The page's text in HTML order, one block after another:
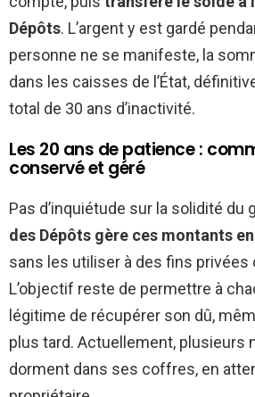
Dépôts. L’argent y est gardé
personne ne se manifeste, la
dans les caisses de l’État,
total de 30 ans d’inactivité.
Les 20 ans de patience :
conservé et géré
Pas d’inquiétude sur la solidité du
des Dépôts gère ces montants
sans les utiliser à des fins privées
L’objectif reste de permettre à
légitime de récupérer son dû,
plus tard. Actuellement, plusieurs
dorment dans ses coffres, en